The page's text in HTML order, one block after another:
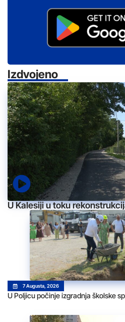
Izdvojeno
U Kalesiji u toku
7 Augusta, 2026
U Poljicu počinje izgradnja školske